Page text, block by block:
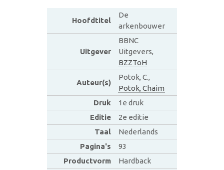
Hoofdtitel
De
arkenbouwer
Uitgever
BBNC
Uitgevers,
BZZToH
Auteur(s)
Potok, C.,
Potok, Chaim
Druk
1e druk
Editie
2e editie
Taal
Nederlands
Pagina's
93
Productvorm
Hardback